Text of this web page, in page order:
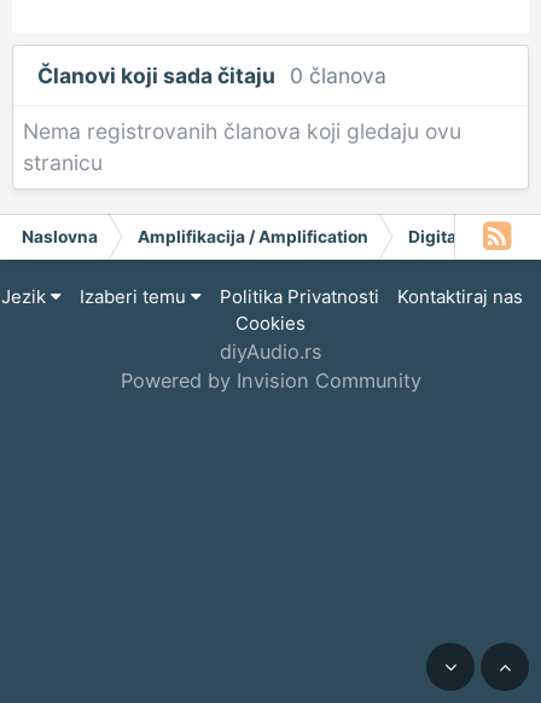
Članovi koji sada čitaju 0 članova
Nema registrovanih članova koji gledaju ovu
stranicu
Naslovna Amplifikacija / Amplification Digital
Jezik Izaberi temu Politika Privatnosti
Kontaktiraj nas
Cookies
diyAudio.rs
Powered by Invision Community